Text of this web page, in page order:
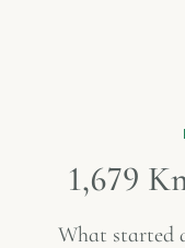
1,679 K
What started